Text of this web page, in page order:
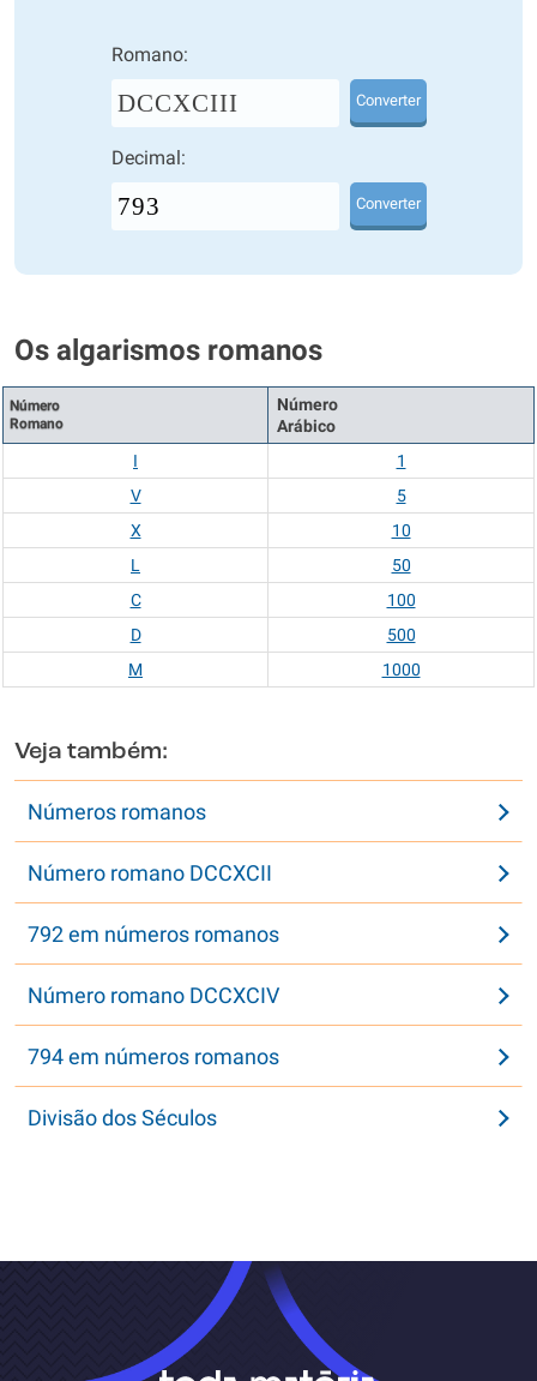
Romano:
DCCXCIII Converter
Decimal:
Converter
Os algarismos romanos
Número
Romano
Número
Arábico
I
1
V
5
X
10
L
50
C
100
D
500
M
1000
Veja também:
Números romanos
Número romano DCCXCII
792 em números romanos
Número romano DCCXCIV
794 em números romanos
Divisão dos Séculos